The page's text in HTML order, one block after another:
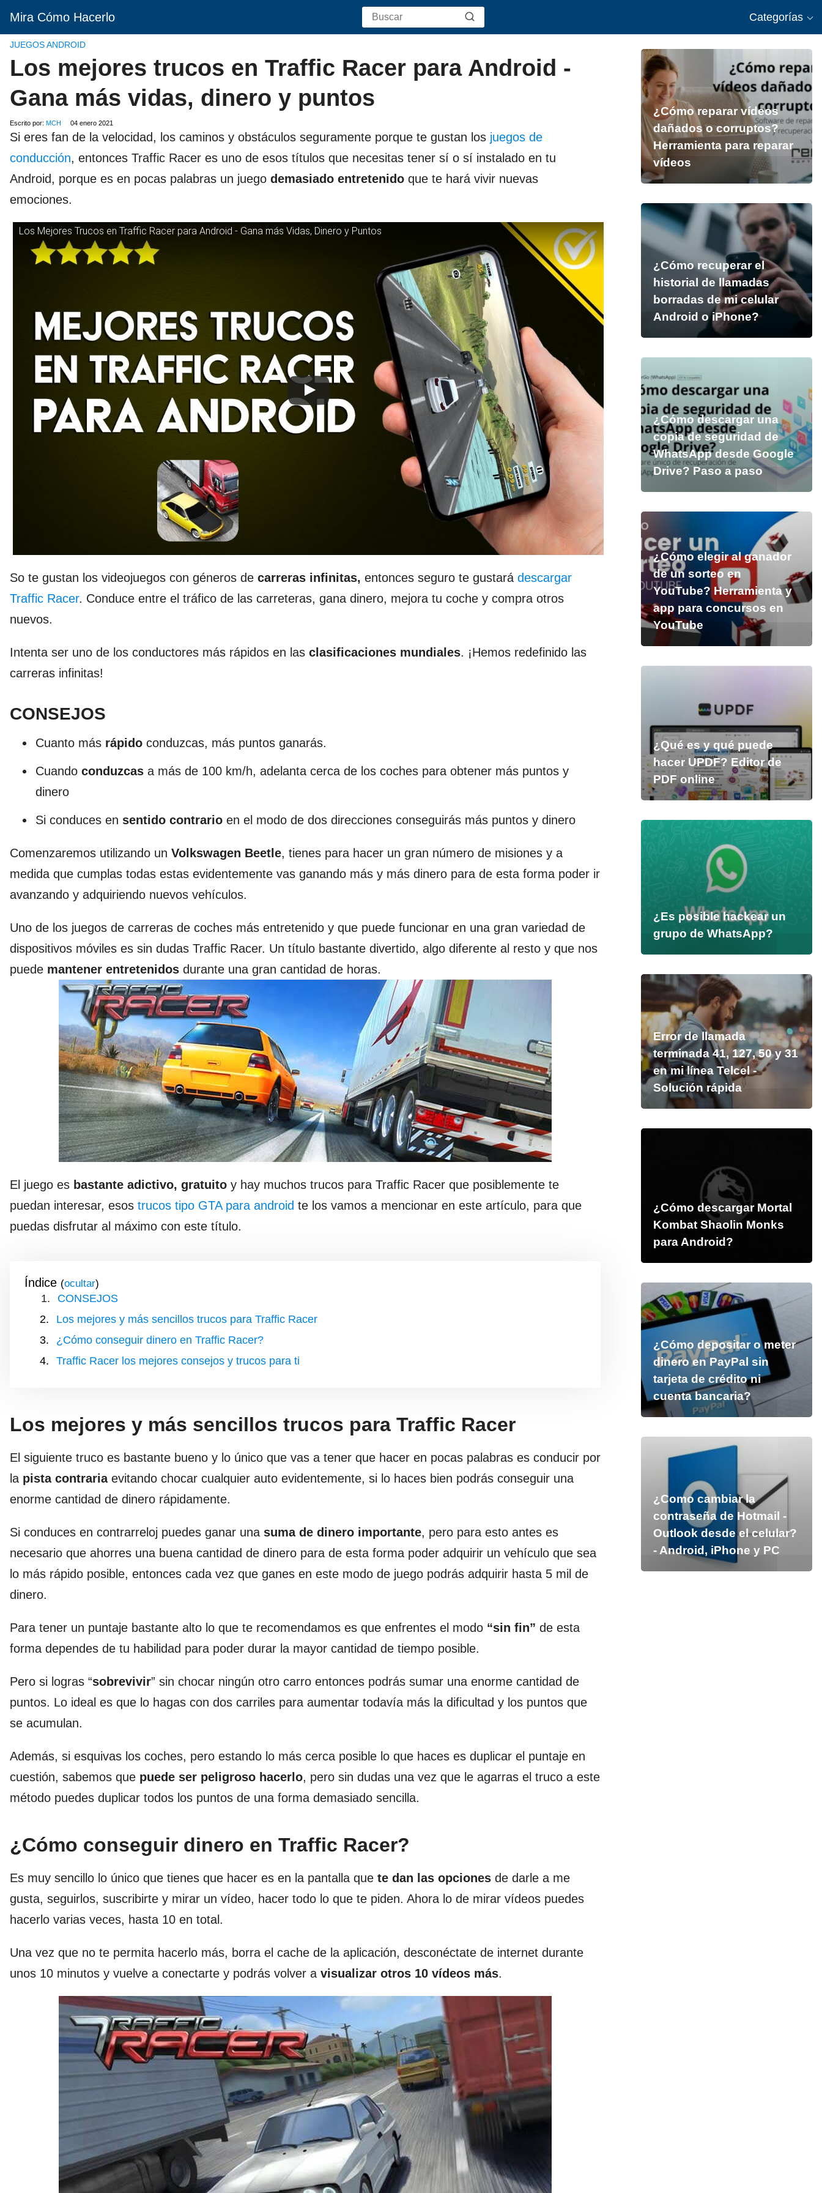
Mira Cómo Hacerlo Categorías
JUEGOS ANDROID
Los mejores trucos en Traffic Racer para Android -
Gana más vidas, dinero y puntos
Escrito por: MCH 04 enero 2021
Si eres fan de la velocidad, los caminos y obstáculos seguramente porque te gustan los juegos de
conducción, entonces Traffic Racer es uno de esos títulos que necesitas tener sí o sí instalado en tu
Android, porque es en pocas palabras un juego demasiado entretenido que te hará vivir nuevas
emociones.
Los Mejores Trucos en Traffic Racer para Android - Gana más Vidas, Dinero y Puntos
So te gustan los videojuegos con géneros de carreras infinitas, entonces seguro te gustará descargar
Traffic Racer. Conduce entre el tráfico de las carreteras, gana dinero, mejora tu coche y compra otros
nuevos.
Intenta ser uno de los conductores más rápidos en las clasificaciones mundiales. ¡Hemos redefinido las
carreras infinitas!
CONSEJOS
Cuanto más rápido conduzcas, más puntos ganarás.
Cuando conduzcas a más de 100 km/h, adelanta cerca de los coches para obtener más puntos y
dinero
Si conduces en sentido contrario en el modo de dos direcciones conseguirás más puntos y dinero
Comenzaremos utilizando un Volkswagen Beetle, tienes para hacer un gran número de misiones y a
medida que cumplas todas estas evidentemente vas ganando más y más dinero para de esta forma poder ir
avanzando y adquiriendo nuevos vehículos.
Uno de los juegos de carreras de coches más entretenido y que puede funcionar en una gran variedad de
dispositivos móviles es sin dudas Traffic Racer. Un título bastante divertido, algo diferente al resto y que nos
puede mantener entretenidos durante una gran cantidad de horas.
El juego es bastante adictivo, gratuito y hay muchos trucos para Traffic Racer que posiblemente te
puedan interesar, esos trucos tipo GTA para android te los vamos a mencionar en este artículo, para que
puedas disfrutar al máximo con este título.
Índice ( )
CONSEJOS
Los mejores y más sencillos trucos para Traffic Racer
¿Cómo conseguir dinero en Traffic Racer?
Traffic Racer los mejores consejos y trucos para ti
Los mejores y más sencillos trucos para Traffic Racer
El siguiente truco es bastante bueno y lo único que vas a tener que hacer en pocas palabras es conducir por
la pista contrariaevitando chocar cualquier auto evidentemente, si lo haces bien podrás conseguir una
enorme cantidad de dinero rápidamente.
Si conduces en contrarreloj puedes ganar una suma de dinero importante, pero para esto antes es
necesario que ahorres una buena cantidad de dinero para de esta forma poder adquirir un vehículo que sea
lo más rápido posible, entonces cada vez que ganes en este modo de juego podrás adquirir hasta 5 mil de
dinero.
Para tener un puntaje bastante alto lo que te recomendamos es que enfrentes el modo “sin fin” de esta
forma dependes de tu habilidad para poder durar la mayor cantidad de tiempo posible.
Pero si logras “sobrevivir” sin chocar ningún otro carro entonces podrás sumar una enorme cantidad de
puntos. Lo ideal es que lo hagas con dos carriles para aumentar todavía más la dificultad y los puntos que
se acumulan.
Además, si esquivas los coches, pero estando lo más cerca posible lo que haces es duplicar el puntaje en
cuestión, sabemos que puede ser peligroso hacerlo, pero sin dudas una vez que le agarras el truco a este
método puedes duplicar todos los puntos de una forma demasiado sencilla.
¿Cómo conseguir dinero en Traffic Racer?
Es muy sencillo lo único que tienes que hacer es en la pantalla que te dan las opciones de darle a me
gusta, seguirlos, suscribirte y mirar un vídeo, hacer todo lo que te piden. Ahora lo de mirar vídeos puedes
hacerlo varias veces, hasta 10 en total.
Una vez que no te permita hacerlo más, borra el cache de la aplicación, desconéctate de internet durante
unos 10 minutos y vuelve a conectarte y podrás volver a visualizar otros 10 vídeos más.
¿Cómo reparar vídeos
dañados o corruptos?
Herramienta para reparar
vídeos
¿Cómo recuperar el
historial de llamadas
borradas de mi celular
Android o iPhone?
¿Cómo descargar una
copia de seguridad de
WhatsApp desde Google
Drive? Paso a paso
¿Cómo elegir al ganador
de un sorteo en
YouTube? Herramienta y
app para concursos en
YouTube
¿Qué es y qué puede
hacer UPDF? Editor de
PDF online
¿Es posible hackear un
grupo de WhatsApp?
Error de llamada
terminada 41, 127, 50 y 31
en mi línea Telcel -
Solución rápida
¿Cómo descargar Mortal
Kombat Shaolin Monks
para Android?
¿Cómo depositar o meter
dinero en PayPal sin
tarjeta de crédito ni
cuenta bancaria?
¿Como cambiar la
contraseña de Hotmail -
Outlook desde el celular?
- Android, iPhone y PC